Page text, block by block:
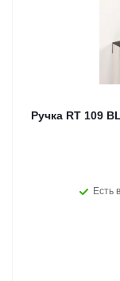
Ручка RT 109
Есть